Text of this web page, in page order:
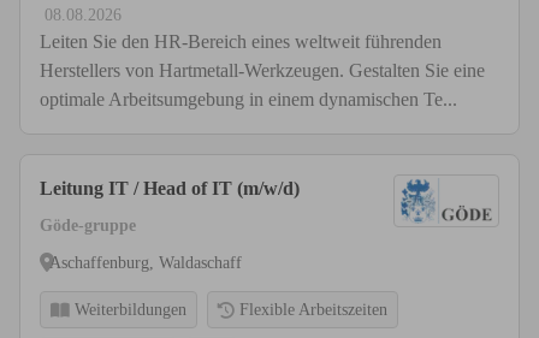
08.08.2026
Leiten Sie den HR-Bereich eines weltweit führenden
Herstellers von Hartmetall-Werkzeugen. Gestalten Sie eine
optimale Arbeitsumgebung in einem dynamischen Te...
Leitung IT / Head of IT (m/w/d)
Göde-gruppe
Aschaffenburg, Waldaschaff
Weiterbildungen Flexible Arbeitszeiten